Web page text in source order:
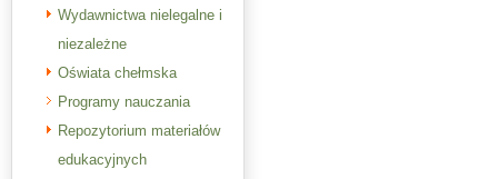
Wydawnictwa nielegalne i
niezależne
Oświata chełmska
Programy nauczania
Repozytorium materiałów
edukacyjnych